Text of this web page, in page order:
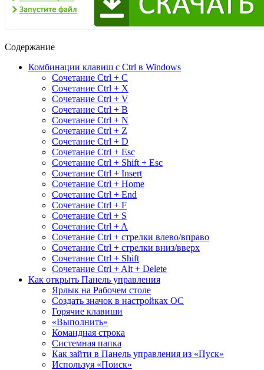
Содержание
Комбинации клавиш с Ctrl в Windows
Сочетание Ctrl + C
Сочетание Ctrl + X
Сочетание Ctrl + V
Сочетание Ctrl + B
Сочетание Ctrl + N
Сочетание Ctrl + Z
Сочетание Ctrl + D
Сочетание Ctrl + Esc
Сочетание Ctrl + Shift + Esc
Сочетание Ctrl + Insert
Сочетание Ctrl + Home
Сочетание Ctrl + End
Сочетание Ctrl + F
Сочетание Ctrl + S
Сочетание Ctrl + A
Сочетание Ctrl + стрелки влево/вправо
Сочетание Ctrl + стрелки вниз/вверх
Сочетание Ctrl + Shift
Сочетание Ctrl + Alt + Delete
Как открыть Панель управления
Ярлык на Рабочем столе
Создать значок в настройках ОС
Горячие клавиши
«Выполнить»
Командная строка
Системная папка
Как зайти в Панель управления из «Пуск»
Используя «Поиск»